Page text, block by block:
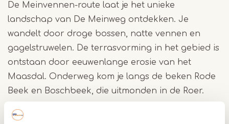
De Meinvennen-route laat je het unieke
landschap van De Meinweg ontdekken. Je
wandelt door droge bossen, natte vennen en
gagelstruwelen. De terrasvorming in het gebied is
ontstaan door eeuwenlange erosie van het
Maasdal. Onderweg kom je langs de beken Rode
Beek en Boschbeek, die uitmonden in de Roer.
Landschap met hoogteverschillen